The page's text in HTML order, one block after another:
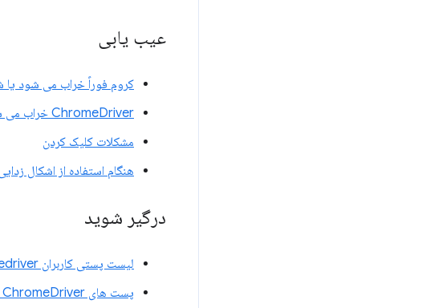
عیب یابی
کروم فوراً خراب می شود
ChromeDriver خراب می شود
مشکلات کلیک کردن
هنگام استفاده از اشکال
درگیر شوید
لیست پستی کاربران chromedriver
پست های StackOverflow ChromeDriver